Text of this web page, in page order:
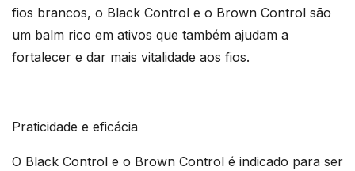
fios brancos, o Black Control e o Brown Control são
um balm rico em ativos que também ajudam a
fortalecer e dar mais vitalidade aos fios.
Praticidade e eficácia
O Black Control e o Brown Control é indicado para ser